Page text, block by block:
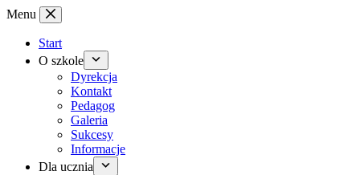
Przejdź
treści
Menu
Start
O szkole
Dyrekcja
Kontakt
Pedagog
Galeria
Sukcesy
Informacje
Dla ucznia